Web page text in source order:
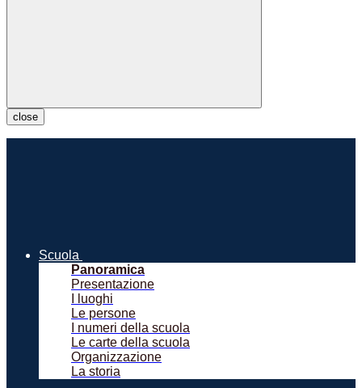
close
Scuola
Panoramica
Presentazione
I luoghi
Le persone
I numeri della scuola
Le carte della scuola
Organizzazione
La storia